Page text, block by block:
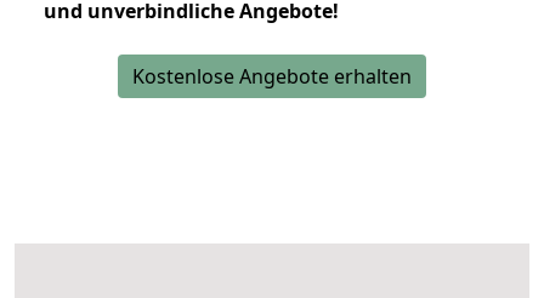
und unverbindliche Angebote!
Kostenlose Angebote erhalten